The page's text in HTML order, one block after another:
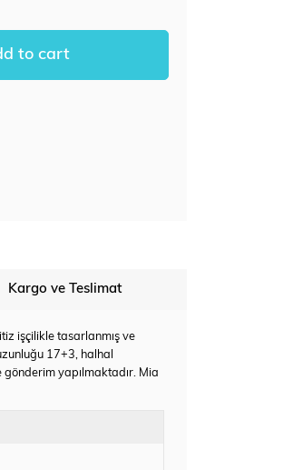
Kargo ve Teslimat
işçilikle tasarlanmış ve
17+3, halhal
yapılmaktadır. Mia